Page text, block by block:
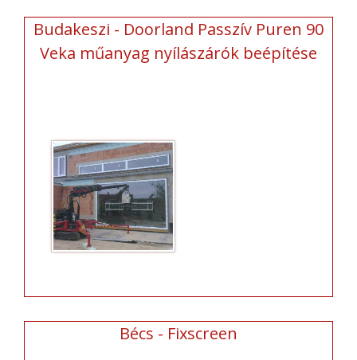
Budakeszi - Doorland Passzív Puren 90
Veka műanyag nyílászárók beépítése
Bécs - Fixscreen